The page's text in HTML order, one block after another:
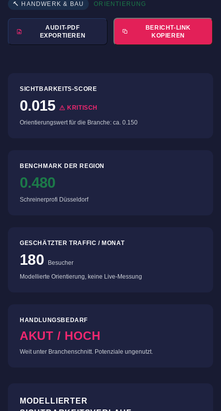
🔨 HANDWERK & BAU ORIENTIERUNG
AUDIT-PDF
EXPORTIEREN
BERICHT-LINK
KOPIEREN
SICHTBARKEITS-SCORE
0.015 KRITISCH
Orientierungswert für die Branche: ca. 0.150
BENCHMARK DER REGION
0.480
Schreinerprofi Düsseldorf
GESCHÄTZTER TRAFFIC / MONAT
180
Besucher
Modellierte Orientierung, keine Live-Messung
HANDLUNGSBEDARF
AKUT / HOCH
Weit unter Branchenschnitt. Potenziale ungenutzt.
MODELLIERTER